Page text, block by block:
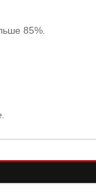
85%.